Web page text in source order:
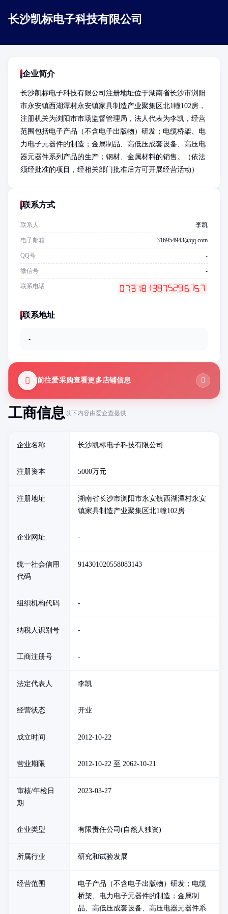
长沙凯标电子科技有限公司
工商信息以下内容由爱企查提供
企业名称 长沙凯标电子科技有限公司
注册资本 5000万元
注册地址
湖南省长沙市浏阳市永安镇西湖潭村永安
镇家具制造产业聚集区北1幢102房
企业网址 -
统一社会信用
代码
914301020558083143
组织机构代码 -
纳税人识别号 -
工商注册号 -
法定代表人 李凯
经营状态 开业
成立时间 2012-10-22
营业期限 2012-10-22 至 2062-10-21
审核/年检日
期
2023-03-27
企业类型 有限责任公司(自然人独资)
所属行业 研究和试验发展
经营范围
电子产品（不含电子出版物）研发；电缆
桥架、电力电子元器件的制造；金属制
品、高低压成套设备、高压电器元器件系
企业简介
长沙凯标电子科技有限公司注册地址位于湖南省长沙市浏阳
市永安镇西湖潭村永安镇家具制造产业聚集区北1幢102房，
注册机关为浏阳市市场监督管理局，法人代表为李凯，经营
范围包括电子产品（不含电子出版物）研发；电缆桥架、电
力电子元器件的制造；金属制品、高低压成套设备、高压电
器元器件系列产品的生产；钢材、金属材料的销售。（依法
须经批准的项目，经相关部门批准后方可开展经营活动）
联系方式
联系人 李凯
电子邮箱 316954943@qq.com
QQ号 -
微信号 -
联系电话
联系地址
-
前往爱采购查看更多店铺信息